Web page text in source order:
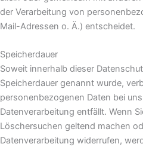
der Verarbeitung von
Mail-Adressen o. Ä.) entscheidet.
Speicherdauer
Soweit innerhalb dieser
Speicherdauer genannt wurde,
personenbezogenen Daten bei
Datenverarbeitung entfällt. Wenn
Löschersuchen geltend machen
Datenverarbeitung widerrufen,